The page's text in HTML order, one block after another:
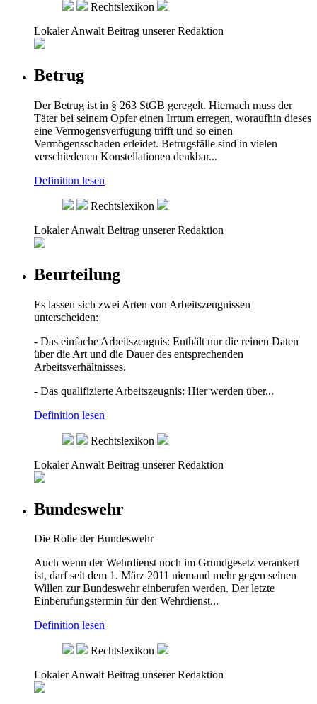
Rechtslexikon
Lokaler Anwalt Beitrag unserer Redaktion
Betrug
Der Betrug ist in § 263 StGB geregelt. Hiernach muss der
Täter bei seinem Opfer einen Irrtum erregen, woraufhin dieses
eine Vermögensverfügung trifft und so einen
Vermögensschaden erleidet. Betrugsfälle sind in vielen
verschiedenen Konstellationen denkbar...
Definition lesen
Rechtslexikon
Lokaler Anwalt Beitrag unserer Redaktion
Beurteilung
Es lassen sich zwei Arten von Arbeitszeugnissen
unterscheiden:
- Das einfache Arbeitszeugnis: Enthält nur die reinen Daten
über die Art und die Dauer des entsprechenden
Arbeitsverhältnisses.
- Das qualifizierte Arbeitszeugnis: Hier werden über...
Definition lesen
Rechtslexikon
Lokaler Anwalt Beitrag unserer Redaktion
Bundeswehr
Die Rolle der Bundeswehr
Auch wenn der Wehrdienst noch im Grundgesetz verankert
ist, darf seit dem 1. März 2011 niemand mehr gegen seinen
Willen zur Bundeswehr einberufen werden. Der letzte
Einberufungstermin für den Wehrdienst...
Definition lesen
Rechtslexikon
Lokaler Anwalt Beitrag unserer Redaktion